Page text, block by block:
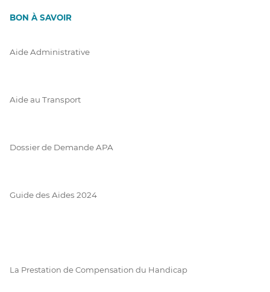
BON À SAVOIR
Aide Administrative
Aide au Transport
Dossier de Demande APA
Guide des Aides 2024
La Prestation de Compensation du Handicap